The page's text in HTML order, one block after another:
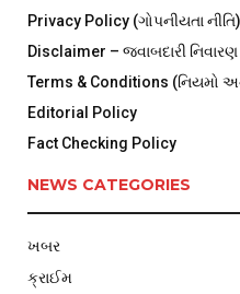
Privacy Policy (ગોપનીયતા નીતિ)
Disclaimer – જવાબદારી નિવારણ
Terms & Conditions (નિયમો
Editorial Policy
Fact Checking Policy
NEWS CATEGORIES
ખબર
ક્રાઈમ